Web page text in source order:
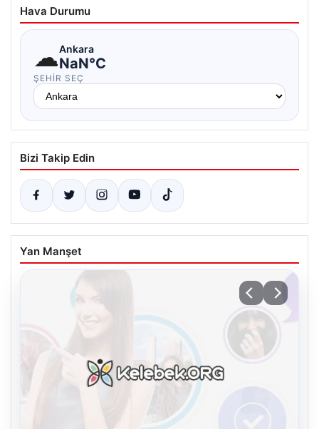
Hava Durumu
☁Ankara
NaN°C
ŞEHIR SEÇ
Bizi Takip Edin
Yan Manşet